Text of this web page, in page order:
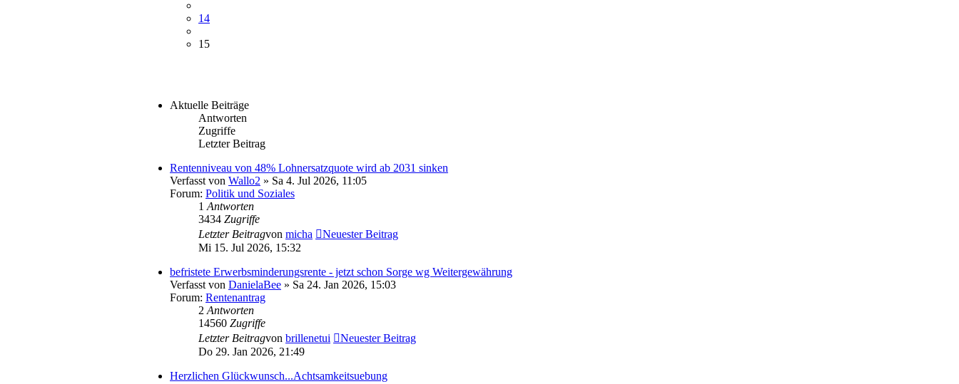
14
15
Aktuelle Beiträge
Antworten
Zugriffe
Letzter Beitrag
Rentenniveau von 48% Lohnersatzquote wird ab 2031 sinken
Verfasst von Wallo2 » Sa 4. Jul 2026, 11:05
Forum: Politik und Soziales
1 Antworten
3434 Zugriffe
Letzter Beitragvon micha
Neuester Beitrag
Mi 15. Jul 2026, 15:32
befristete Erwerbsminderungsrente - jetzt schon Sorge wg Weitergewährung
Verfasst von DanielaBee » Sa 24. Jan 2026, 15:03
Forum: Rentenantrag
2 Antworten
14560 Zugriffe
Letzter Beitragvon brillenetui
Neuester Beitrag
Do 29. Jan 2026, 21:49
Herzlichen Glückwunsch...Achtsamkeitsuebung